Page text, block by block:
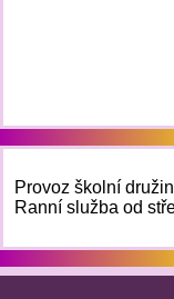
Provoz školní
Ranní služba od